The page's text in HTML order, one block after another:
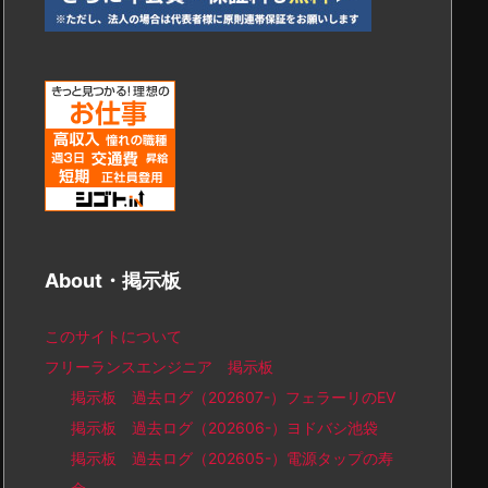
About・掲示板
このサイトについて
フリーランスエンジニア 掲示板
掲示板 過去ログ（202607-）フェラーリのEV
掲示板 過去ログ（202606-）ヨドバシ池袋
掲示板 過去ログ（202605-）電源タップの寿